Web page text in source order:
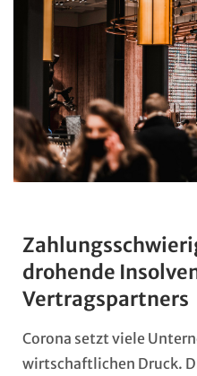
drohende
Vertragspartners
Corona setzt viele
wirtschaftlichen Druck.